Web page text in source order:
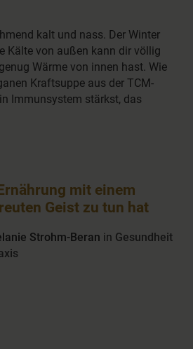
kalt und nass. Der Winter
Kälte von außen kann dir völlig
Wärme von innen hast. Wie
Kraftsuppe aus der TCM-
Immunsystem stärkst, das
mit einem
Geist zu tun hat
Strohm-Beran in Gesundheit